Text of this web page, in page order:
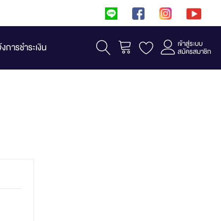
การชำระเงิน รถเข็น เข้าสู่ระบบ
สมัครสมาชิก